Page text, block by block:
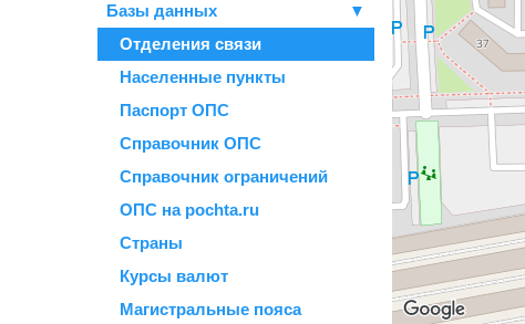
Базы данных
▼
Отделения связи
Населенные пункты
Паспорт ОПС
Справочник ОПС
Справочник ограничений
ОПС на pochta.ru
Страны
Курсы валют
Магистральные пояса